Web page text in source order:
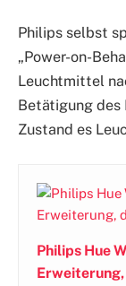
Philips selbst
„Power-on-
Leuchtmittel
Betätigung des
Zustand es
Philips Hue